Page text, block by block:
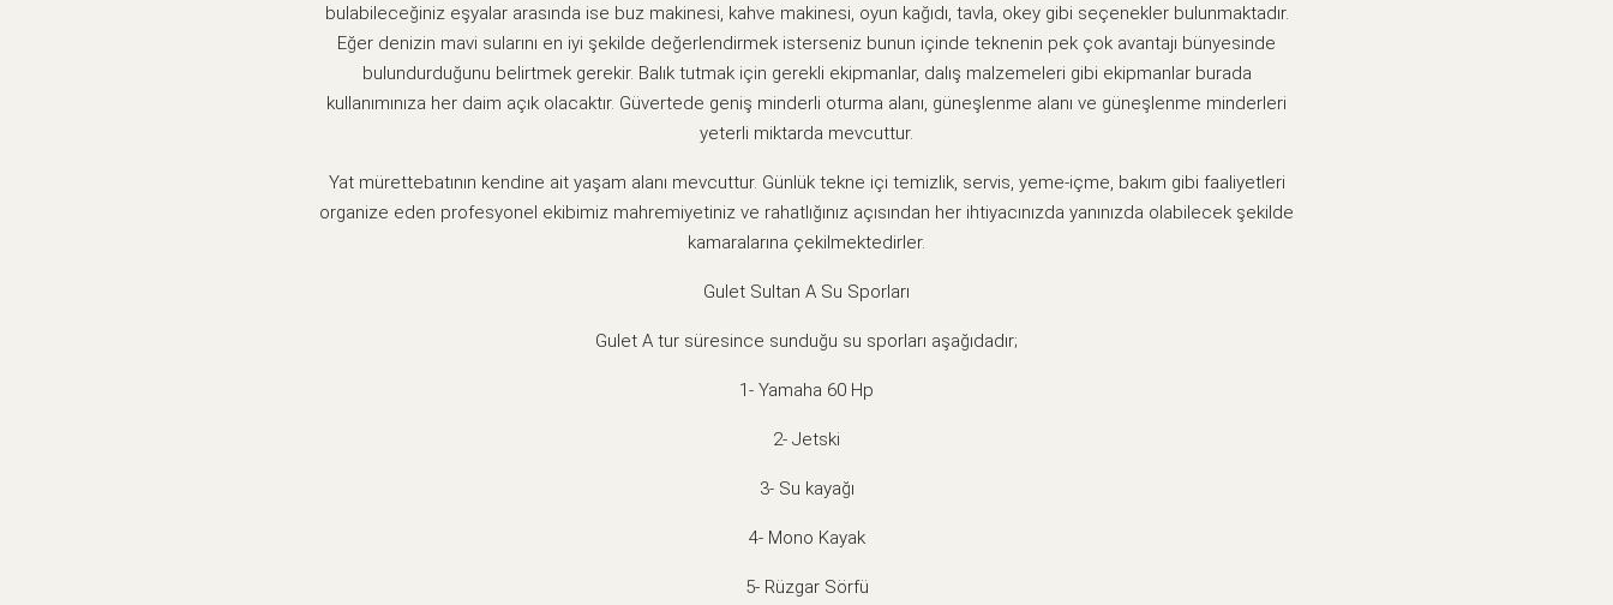
bulabileceğiniz eşyalar arasında ise buz makinesi, kahve makinesi, oyun kağıdı, tavla, okey gibi seçenekler bulunmaktadır.
Eğer denizin mavi sularını en iyi şekilde değerlendirmek isterseniz bunun içinde teknenin pek çok avantajı bünyesinde
bulundurduğunu belirtmek gerekir. Balık tutmak için gerekli ekipmanlar, dalış malzemeleri gibi ekipmanlar burada
kullanımınıza her daim açık olacaktır. Güvertede geniş minderli oturma alanı, güneşlenme alanı ve güneşlenme minderleri
yeterli miktarda mevcuttur.
Yat mürettebatının kendine ait yaşam alanı mevcuttur. Günlük tekne içi temizlik, servis, yeme-içme, bakım gibi faaliyetleri
organize eden profesyonel ekibimiz mahremiyetiniz ve rahatlığınız açısından her ihtiyacınızda yanınızda olabilecek şekilde
kamaralarına çekilmektedirler.
Gulet Sultan A Su Sporları
Gulet A tur süresince sunduğu su sporları aşağıdadır;
1- Yamaha 60 Hp
2- Jetski
3- Su kayağı
4- Mono Kayak
5- Rüzgar Sörfü